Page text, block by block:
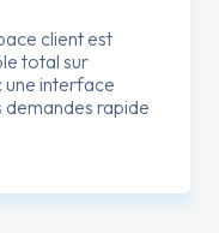
client est
total sur
une interface
demandes rapide